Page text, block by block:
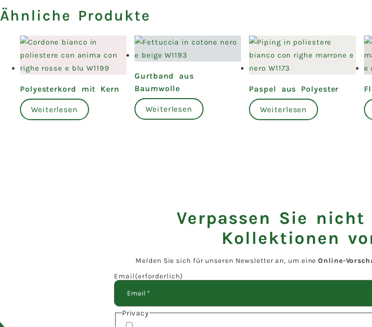
Ähnliche Produkte
Polyesterkord mit Kern
Weiterlesen
Gurtband aus
Baumwolle
Weiterlesen
Paspel aus Polyester
Weiterlesen
Verpassen Sie
Kollektionen
Melden Sie sich für unseren Newsletter an, um eineOnline-
Email(erforderlich)
Privacy